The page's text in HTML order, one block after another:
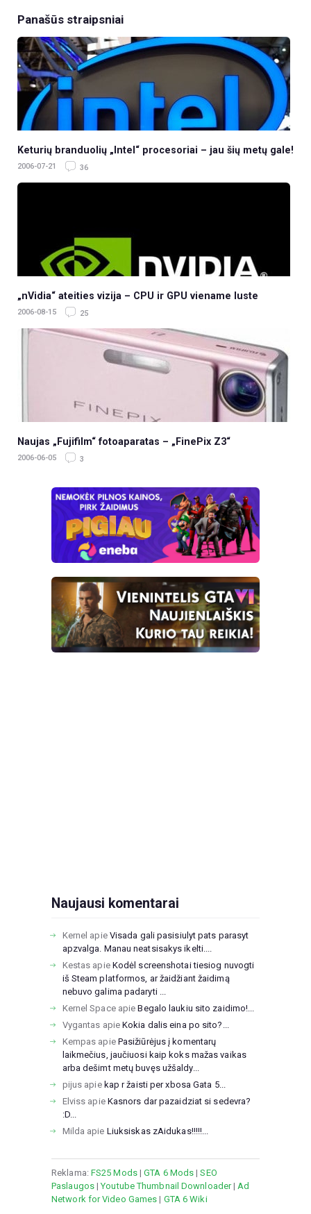
Panašūs straipsniai
Keturių branduolių „Intel“ procesoriai – jau šių metų gale!
2006-07-21 36
„nVidia“ ateities vizija – CPU ir GPU viename luste
2006-08-15 25
Naujas „Fujifilm“ fotoaparatas – „FinePix Z3“
2006-06-05 3
Naujausi komentarai
Kernel apie Visada gali pasisiulyt pats parasyt
apzvalga. Manau neatsisakys ikelti....
Kestas apie Kodėl screenshotai tiesiog nuvogti
iš Steam platformos, ar žaidžiant žaidimą
nebuvo galima padaryti ...
Kernel SpaceapieBegalo laukiu sito zaidimo!...
Vygantas apieKokia dalis eina po sito?...
Kempas apie Pasižiūrėjus į komentarų
laikmečius, jaučiuosi kaip koks mažas vaikas
arba dešimt metų buvęs užšaldy...
pijus apie kap r žaisti per xbosa Gata 5...
Elviss apie Kasnors dar pazaidziat si sedevra?
:D...
Milda apie Liuksiskas zAidukas!!!!!...
Reklama: FS25 Mods|GTA 6 Mods |SEO
Paslaugos|Youtube Thumbnail Downloader| Ad
Network for Video Games | GTA 6 Wiki